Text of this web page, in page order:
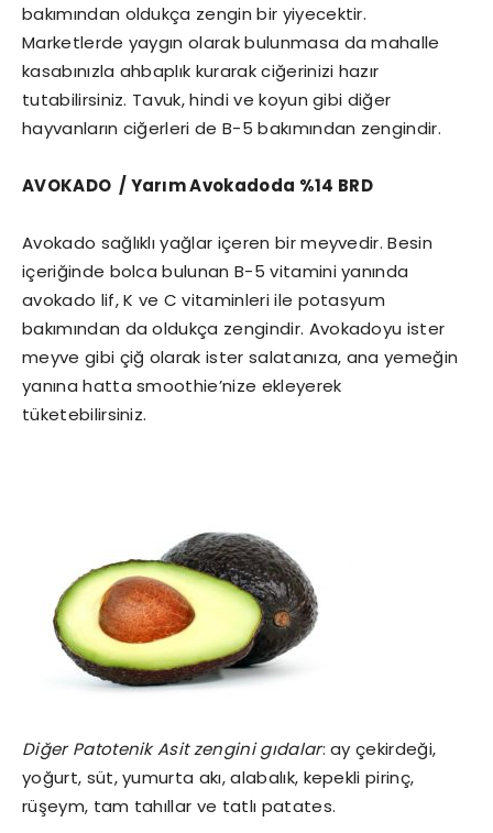
bakımından oldukça zengin bir yiyecektir.
Marketlerde yaygın olarak bulunmasa da mahalle
kasabınızla ahbaplık kurarak ciğerinizi hazır
tutabilirsiniz. Tavuk, hindi ve koyun gibi diğer
hayvanların ciğerleri de B-5 bakımından zengindir.
AVOKADO / Yarım Avokadoda %14 BRD
Avokado sağlıklı yağlar içeren bir meyvedir. Besin
içeriğinde bolca bulunan B-5 vitamini yanında
avokado lif, K ve C vitaminleri ile potasyum
bakımından da oldukça zengindir. Avokadoyu ister
meyve gibi çiğ olarak ister salatanıza, ana yemeğin
yanına hatta smoothie’nize ekleyerek
tüketebilirsiniz.
Diğer Patotenik Asit zengini gıdalar: ay çekirdeği,
yoğurt, süt, yumurta akı, alabalık, kepekli pirinç,
rüşeym, tam tahıllar ve tatlı patates.